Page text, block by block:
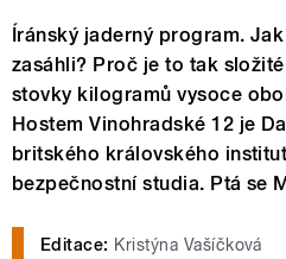
Íránský jaderný program.
zasáhli? Proč je to tak
stovky kilogramů vysoce
Hostem Vinohradské 12 je
britského královského
bezpečnostní studia. Ptá se
Editace: Kristýna Vašíčková